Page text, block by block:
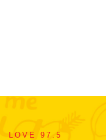
LOVE 97.5